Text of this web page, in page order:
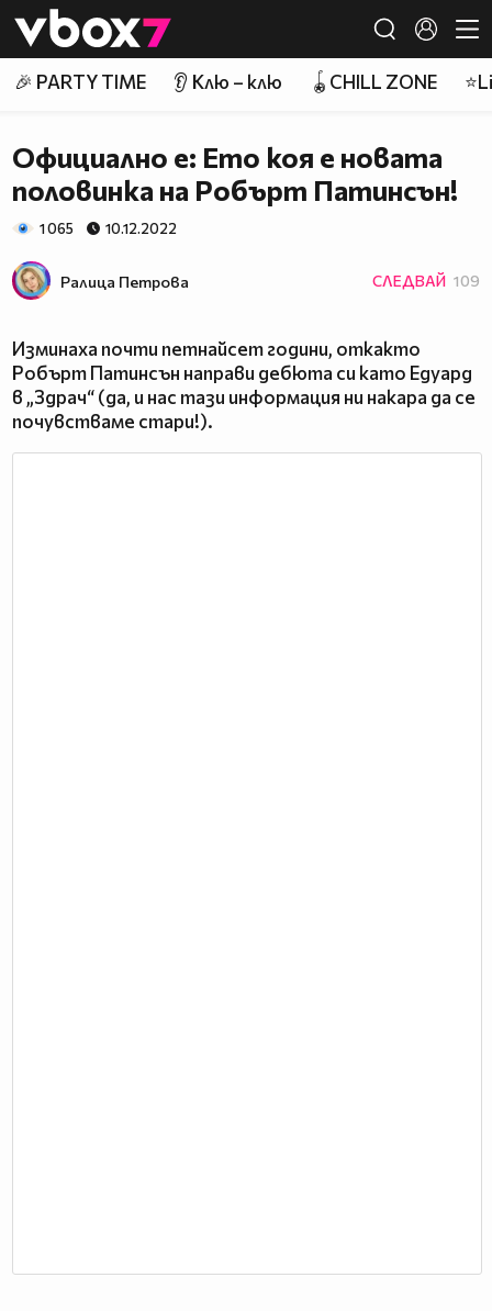
👾
🎉 PARTY TIME 👂 Клю – клю 🪀CHILL ZONE
Официално е: Ето коя е новата
половинка на Робърт Патинсън!
1 065 10.12.2022
Ралица Петровa СЛЕДВАЙ 109
Изминаха почти петнайсет години, откакто
Робърт Патинсън направи дебюта си като Едуард
в „Здрач“ (да, и нас тази информация ни накара да се
почувстваме стари!).